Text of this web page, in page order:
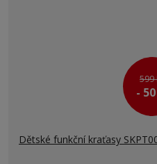
599
-
Dětské funkční kraťasy